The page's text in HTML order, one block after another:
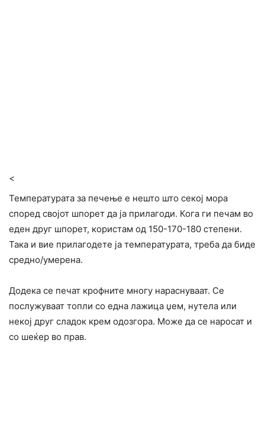
<
Температурата за печење е нешто што секој мора
според својот шпорет да ја прилагоди. Кога ги печам во
еден друг шпорет, користам од 150-170-180 степени.
Така и вие прилагодете ја температурата, треба да биде
средно/умерена.
Додека се печат крофните многу нараснуваат. Се
послужуваат топли со една лажица џем, нутела или
некој друг сладок крем одозгора. Може да се наросат и
со шеќер во прав.